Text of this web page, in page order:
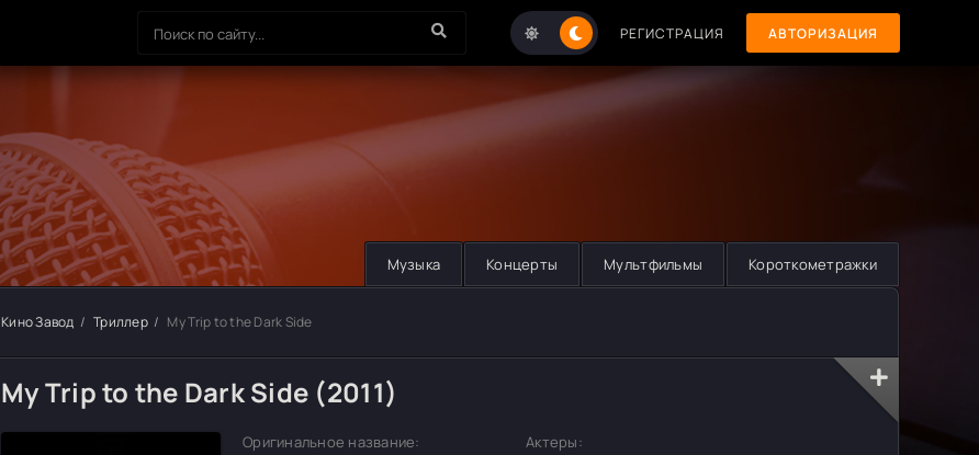
РЕГИСТРАЦИЯ АВТОРИЗАЦИЯ
Музыка Концерты Мультфильмы Короткометражки
Кино Завод Триллер My Trip to the Dark Side
My Trip to the Dark Side (2011)
Оригинальное название:
Актеры: